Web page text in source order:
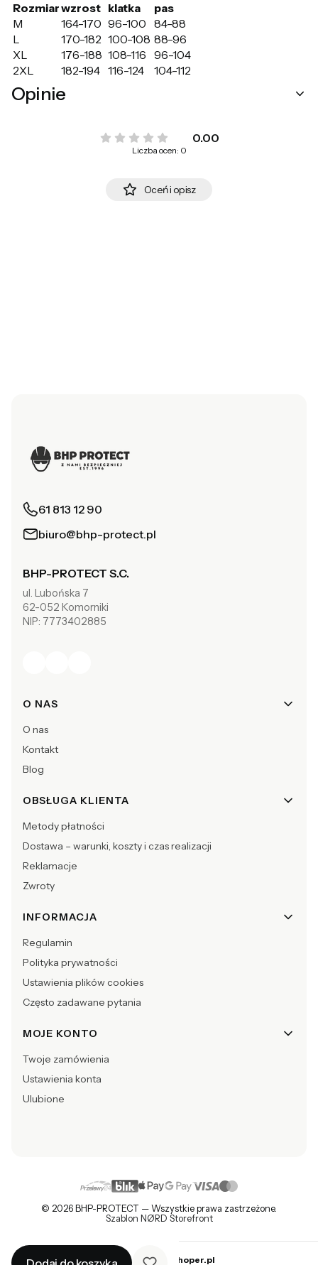
Rozmiarwzrost klatka
pas
M
164-170 96-100 84-88
L
170-182 100-108 88-96
XL
176-188 108-116 96-104
2XL
182-194 116-124 104-112
Opinie
0.00
Liczba ocen: 0
Oceń i opisz
61 813 12 90
biuro@bhp-protect.pl
BHP-PROTECT S.C.
ul. Lubońska 7
62-052 Komorniki
NIP: 7773402885
Linki w stopce
O NAS
O nas
Kontakt
Blog
OBSŁUGA KLIENTA
Metody płatności
Dostawa – warunki, koszty i czas realizacji
Reklamacje
Zwroty
INFORMACJA
Regulamin
Polityka prywatności
Ustawienia plików cookies
Często zadawane pytania
MOJE KONTO
Twoje zamówienia
Ustawienia konta
Ulubione
© 2026 BHP-PROTECT — Wszystkie prawa zastrzeżone.
Szablon NØRD Storefront
Sklep internetowy Shoper.pl